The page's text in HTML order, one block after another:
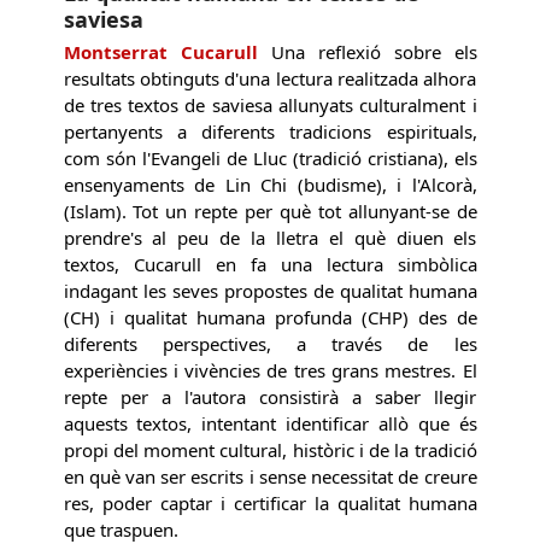
saviesa
Montserrat Cucarull Una reflexió sobre els
resultats obtinguts d'una lectura realitzada alhora
de tres textos de saviesa allunyats culturalment i
pertanyents a diferents tradicions espirituals,
com són l'Evangeli de Lluc (tradició cristiana), els
ensenyaments de Lin Chi (budisme), i l'Alcorà,
(Islam). Tot un repte per què tot allunyant-se de
prendre's al peu de la lletra el què diuen els
textos, Cucarull en fa una lectura simbòlica
indagant les seves propostes de qualitat humana
(CH) i qualitat humana profunda (CHP) des de
diferents perspectives, a través de les
experiències i vivències de tres grans mestres. El
repte per a l'autora consistirà a saber llegir
aquests textos, intentant identificar allò que és
propi del moment cultural, històric i de la tradició
en què van ser escrits i sense necessitat de creure
res, poder captar i certificar la qualitat humana
que traspuen.